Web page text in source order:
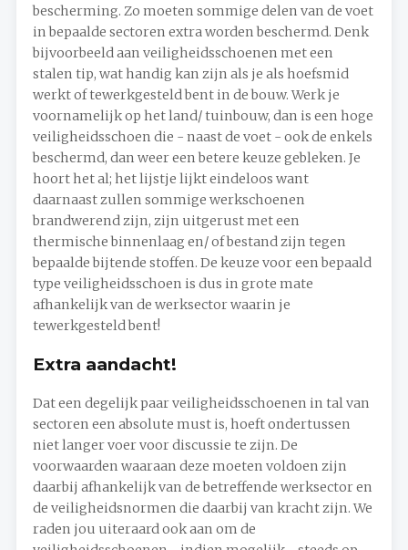
bescherming. Zo moeten sommige delen van de voet
in bepaalde sectoren extra worden beschermd. Denk
bijvoorbeeld aan veiligheidsschoenen met een
stalen tip, wat handig kan zijn als je als hoefsmid
werkt of tewerkgesteld bent in de bouw. Werk je
voornamelijk op het land/ tuinbouw, dan is een hoge
veiligheidsschoen die - naast de voet - ook de enkels
beschermd, dan weer een betere keuze gebleken. Je
hoort het al; het lijstje lijkt eindeloos want
daarnaast zullen sommige werkschoenen
brandwerend zijn, zijn uitgerust met een
thermische binnenlaag en/ of bestand zijn tegen
bepaalde bijtende stoffen. De keuze voor een bepaald
type veiligheidsschoen is dus in grote mate
afhankelijk van de werksector waarin je
tewerkgesteld bent!
Extra aandacht!
Dat een degelijk paar veiligheidsschoenen in tal van
sectoren een absolute must is, hoeft ondertussen
niet langer voer voor discussie te zijn. De
voorwaarden waaraan deze moeten voldoen zijn
daarbij afhankelijk van de betreffende werksector en
de veiligheidsnormen die daarbij van kracht zijn. We
raden jou uiteraard ook aan om de